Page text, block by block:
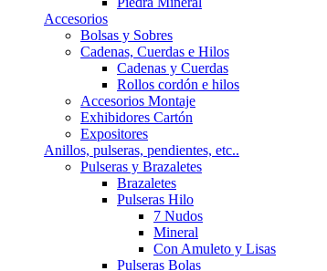
Accesorios
Bolsas y Sobres
Cadenas, Cuerdas e Hilos
Cadenas y Cuerdas
Rollos cordón e hilos
Accesorios Montaje
Exhibidores Cartón
Expositores
Anillos, pulseras, pendientes, etc..
Pulseras y Brazaletes
Brazaletes
Pulseras Hilo
7 Nudos
Mineral
Con Amuleto y Lisas
Pulseras Bolas